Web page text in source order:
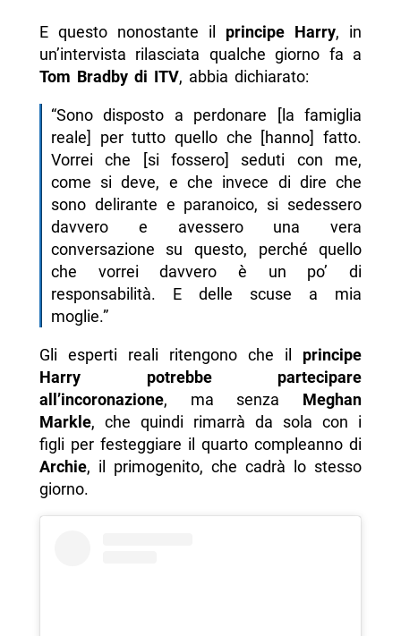
E questo nonostante il principe Harry, in
un’intervista rilasciata qualche giorno fa a
Tom Bradby di ITV, abbia dichiarato:
“Sono disposto a perdonare [la famiglia
reale] per tutto quello che [hanno] fatto.
Vorrei che [si fossero] seduti con me,
come si deve, e che invece di dire che
sono delirante e paranoico, si sedessero
davvero e avessero una vera
conversazione su questo, perché quello
che vorrei davvero è un po’ di
responsabilità. E delle scuse a mia
moglie.”
Gli esperti reali ritengono che il principe
Harry potrebbe partecipare
all’incoronazione, ma senza Meghan
Markle, che quindi rimarrà da sola con i
figli per festeggiare il quarto compleanno di
Archie, il primogenito, che cadrà lo stesso
giorno.